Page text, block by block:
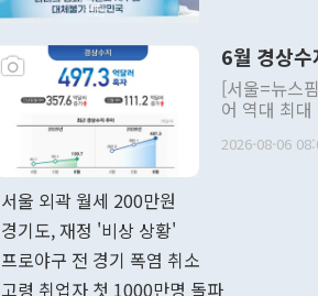
주의적 희망
관의 대북
관 부처 장
관의 무리한
다. [정동영 통일부 장관이 지난달 23일 오후 서울 종로구 정부서울청사에
무너졌다고
6월 경상
[서울=뉴스
어 역대 최
료=한국은행] 한국은행이 6일 발표한 '2026년 6월 국제수지(잠정)'
2026-08-06
서울 외곽 월세 200만원
경기도, 재정 '비상 상황'
프로야구 전 경기 폭염 취소
고령 취업자 첫 1000만명 돌파